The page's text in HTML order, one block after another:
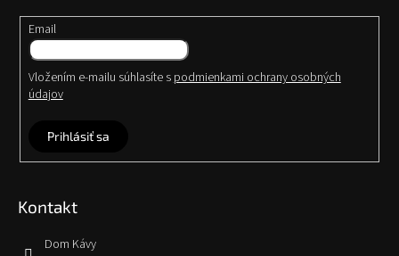
Email
Vložením e-mailu súhlasíte s podmienkami ochrany osobných
údajov
Prihlásiť sa
Kontakt
Dom Kávy